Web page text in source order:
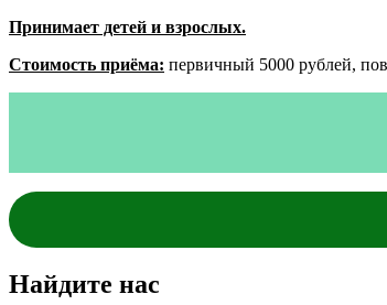
Принимает детей и взрослых.
Стоимость приёма: первичный 5000 рублей,
Найдите нас